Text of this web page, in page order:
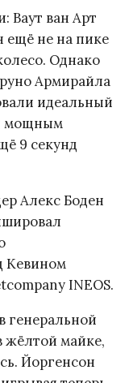
Ваут ван Арт
ещё не на пике
Однако
Армирайла
идеальный
мощным
9 секунд
Алекс Боден
Кевином
INEOS.
генеральной
жёлтой майке,
Йоргенсон